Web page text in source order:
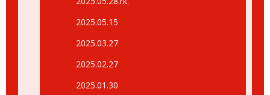
2025.05.15
2025.03.27
2025.02.27
2025.01.30